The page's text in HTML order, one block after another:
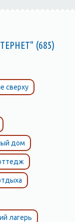
(685)
сверху
дом
лагерь